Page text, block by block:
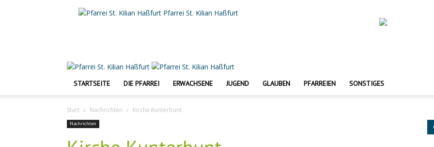
Pfarrei St. Kilian Haßfurt
STARTSEITE DIE PFARREI ERWACHSENE JUGEND GLAUBEN PFARREIEN SONSTIGES
Start Nachrichten Kirche Kunterbunt
Nachrichten